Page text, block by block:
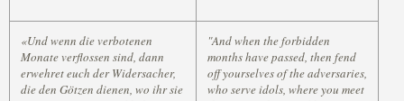
«Und wenn die verbotenen
Monate verflossen sind, dann
erwehret euch der Widersacher,
die den Götzen dienen, wo ihr sie
"And when the forbidden
months have passed, then fend
off yourselves of the adversaries,
who serve idols, where you meet